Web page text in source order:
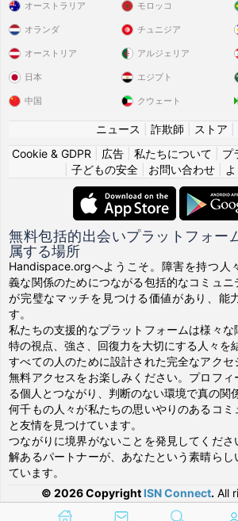
オーストラリア
オランダ
オーストリア
日本
中国
モロッコ
チュニジア
アルジェリア
エジプト
クウェート
ニュース 詐欺師 ストア
Cookie & GDPR
広告 私たちについて プ
子どもの安全| お問い合わせ|
無料包括的出会いプラットフォー
属する場所
Handispace.orgへようこそ。障害を持つ人
義な関係のためにつながる包括的なコミュニ
が完璧なマッチを見つける価値があり、能
す。
私たちの支援的なプラットフォームは様々
特の視点、強さ、回復力を大切にする人々を
すべての人のために設計された完全なアク
無料アクセスをお楽しみください。プロフ
る個人とつながり、判断のない環境で真の関
何千もの人々が私たちの思いやりのあるコ
と友情を見つけています。
つながりに境界がないことを発見してくだ
解あるパートナーが、あなたという素晴らし
ています。
© 2026 Copyright ISN Connect. All